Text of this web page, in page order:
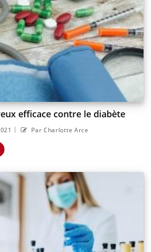
efficace contre le diabète
| Par Charlotte Arce